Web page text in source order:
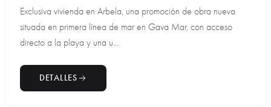
Exclusiva vivienda en Arbela, una promoción de obra nueva
situada en primera línea de mar en Gava Mar, con acceso
directo a la playa y una u...
DETALLES